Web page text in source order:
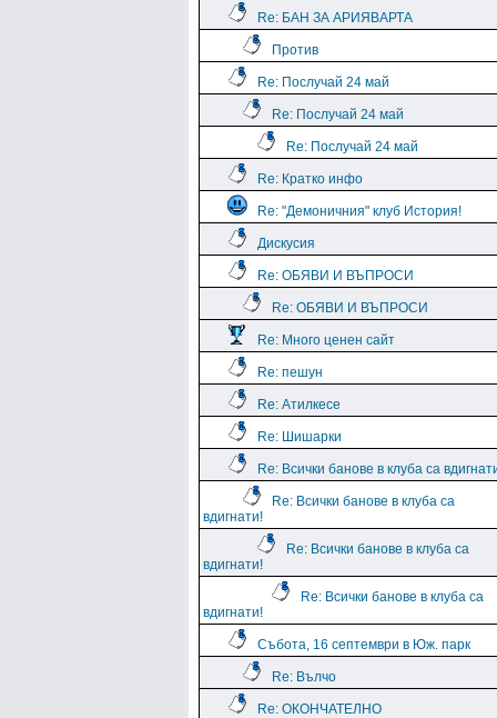
Re: БАН ЗА АРИЯВАРТА
Против
Re: Послучай 24 май
Re: Послучай 24 май
Re: Послучай 24 май
Re: Кратко инфо
Re: "Демоничния" клуб История!
Дискусия
Re: ОБЯВИ И ВЪПРОСИ
Re: ОБЯВИ И ВЪПРОСИ
Re: Много ценен сайт
Re: пешун
Re: Атилкесе
Re: Шишарки
Re: Всички банове в клуба са
Re: Всички банове в клуба са
вдигнати!
Re: Всички банове в клуба са
вдигнати!
Re: Всички банове в клуба са
вдигнати!
Събота, 16 септември в Юж. парк
Re: Вълчо
Re: ОКОНЧАТЕЛНО